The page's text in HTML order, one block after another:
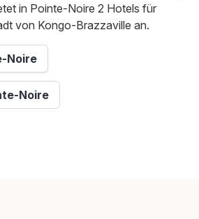
in Pointe-Noire 2 Hotels für
von Kongo-Brazzaville an.
Noire
Noire